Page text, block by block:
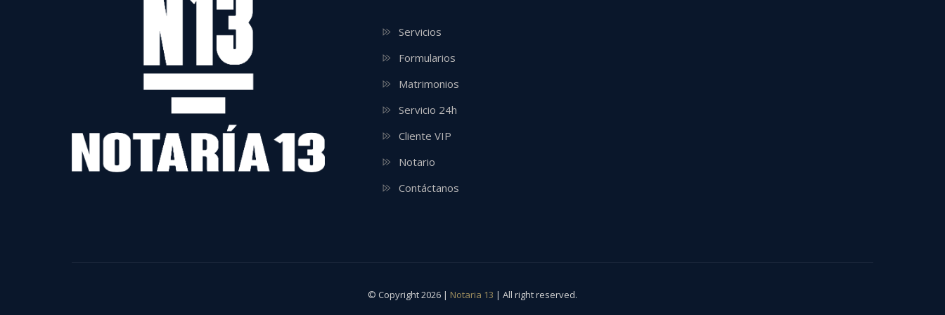
Servicios
Formularios
Matrimonios
Servicio 24h
Cliente VIP
Notario
Contáctanos
© Copyright 2026 | Notaria 13 | All right reserved.